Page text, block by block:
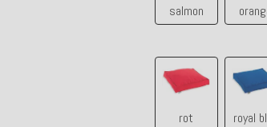
salmon
rot
rot
royal